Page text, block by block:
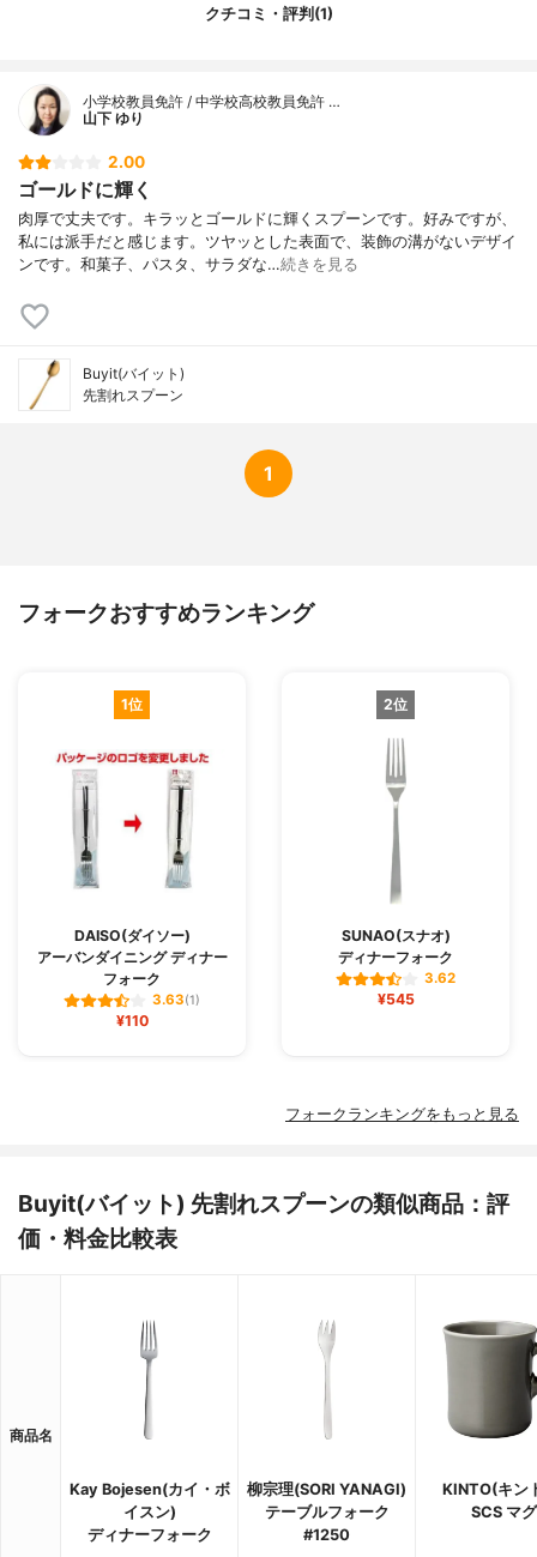
クチコミ・評判(1)
小学校教員免許 / 中学校高校教員免許 …
山下 ゆり
2.00
ゴールドに輝く
肉厚で丈夫です。キラッとゴールドに輝くスプーンです。好みですが、
私には派手だと感じます。ツヤッとした表面で、装飾の溝がないデザイ
ンです。和菓子、パスタ、サラダな…続きを見る
Buyit(バイット)
先割れスプーン
1
フォークおすすめランキング
1位
DAISO(ダイソー)
アーバンダイニング ディナー
フォーク
3.63(1)
¥110
2位
SUNAO(スナオ)
ディナーフォーク
3.62
¥545
フォークランキングをもっと見る
Buyit(バイット) 先割れスプーンの類似商品：評
価・料金比較表
商品名
Kay Bojesen(カイ・ボ
イスン)
ディナーフォーク
柳宗理(SORI YANAGI)
テーブルフォーク
#1250
KINTO(キン
SCS マグ